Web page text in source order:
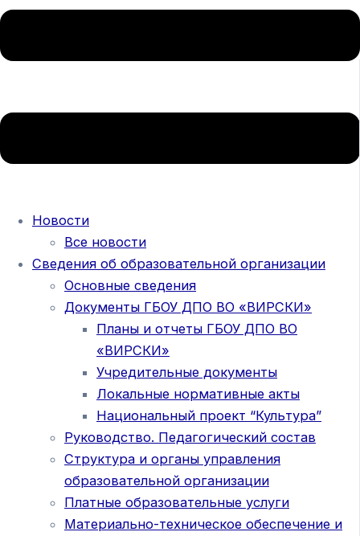
Новости
Все новости
Сведения об образовательной организации
Основные сведения
Документы ГБОУ ДПО ВО «ВИРСКИ»
Планы и отчеты ГБОУ ДПО ВО
«ВИРСКИ»
Учредительные документы
Локальные нормативные акты
Национальный проект “Культура”
Руководство. Педагогический состав
Структура и органы управления
образовательной организации
Платные образовательные услуги
Материально-техническое обеспечение и